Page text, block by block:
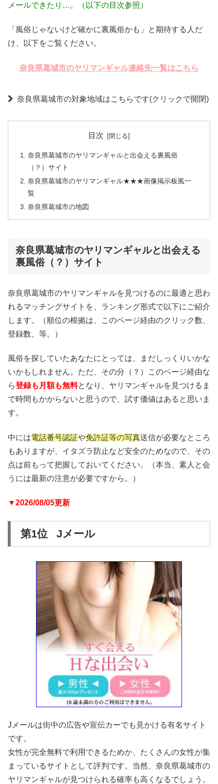
メールできたり…。（以下の目次参照）
「風俗じゃないけど確かに裏風俗かも」と期待する人だ
け、以下をご覧ください。
奈良県葛城市のヤリマンギャル連絡先一覧はこちら
奈良県葛城市の対象地域はこちらです(クリックで開閉)
目次
奈良県葛城市のヤリマンギャルと出会える裏風俗
（？）サイト
奈良県葛城市のヤリマンギャル★★★画像掲示板風一
覧
奈良県葛城市の地図
奈良県葛城市のヤリマンギャルと出会える
裏風俗（？）サイト
奈良県葛城市のヤリマンギャルを見つけるのに最適と思わ
れるマッチングサイトを、ランキング形式で以下にご紹介
します。（順位の根拠は、このページ経由のクリック数、
登録数、等。）
風俗を探していたあなたにとっては、まだしっくりいかな
いかもしれません。ただ、その分（？）このページ経由な
ら登録も月額も無料となり、ヤリマンギャルを見つけるま
で時間もかからないと思うので、試す価値はあると思いま
す。
中には電話番号認証や免許証等の写真送信が必要なところ
もありますが、イタズラ防止など安全のためなので、その
点は前もって把握しておいてください。（本当、素人と会
うには最新の注意が必要ですから。）
▼2026/08/05更新
第1位 Jメール
Jメールは街中の広告や宣伝カーでも見かける有名サイト
です。
女性が完全無料で利用できるためか、たくさんの女性が集
まっているサイトとして評判です。当然、奈良県葛城市の
ヤリマンギャルが見つけられる確率も高くなるでしょう。